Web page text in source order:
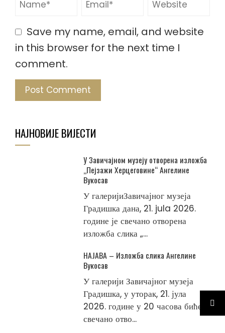
Save my name, email, and website
in this browser for the next time I
comment.
НАЈНОВИЈЕ ВИЈЕСТИ
У Завичајном музеју отворена изложба
„Пејзажи Херцеговине“ Ангелине
Вукосав
У галеријиЗавичајног музеја
Градишка дана, 21. jula 2026.
године је свечано отворена
изложба слика „...
НАЈАВА – Изложба слика Ангелине
Вукосав
У галерији Завичајног музеја
Градишка, у уторак, 21. јула
2026. године у 20 часова биће
свечано отво...